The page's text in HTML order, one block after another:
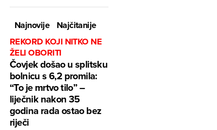
Najnovije
Najčitanije
REKORD KOJI NITKO NE
ŽELI OBORITI
Čovjek došao u splitsku
bolnicu s 6,2 promila:
“To je mrtvo tilo” –
liječnik nakon 35
godina rada ostao bez
riječi